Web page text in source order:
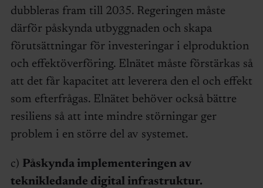
dubbleras fram till 2035. Regeringen måste
därför påskynda utbyggnaden och skapa
förutsättningar för investeringar i elproduktion
och effektöverföring. Elnätet måste förstärkas så
att det får kapacitet att leverera den el och effekt
som efterfrågas. Elnätet behöver också bättre
resiliens så att inte mindre störningar ger
problem i en större del av systemet.
c) Påskynda implementeringen av
teknikledande digital infrastruktur.